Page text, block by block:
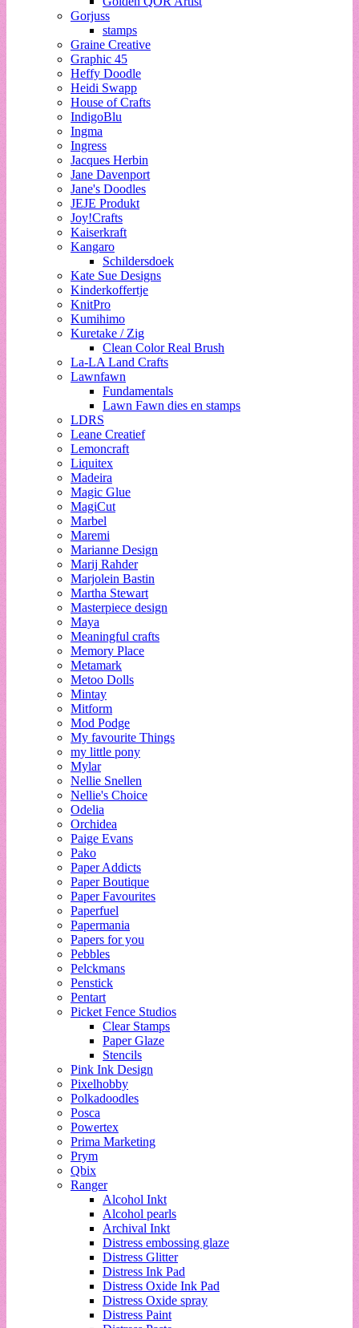
Gorjuss
stamps
Graine Creative
Graphic 45
Heffy Doodle
Heidi Swapp
House of Crafts
IndigoBlu
Ingma
Ingress
Jacques Herbin
Jane Davenport
Jane's Doodles
JEJE Produkt
Joy!Crafts
Kaiserkraft
Kangaro
Schildersdoek
Kate Sue Designs
Kinderkoffertje
KnitPro
Kumihimo
Kuretake / Zig
Clean Color Real Brush
La-LA Land Crafts
Lawnfawn
Fundamentals
Lawn Fawn dies en stamps
LDRS
Leane Creatief
Lemoncraft
Liquitex
Madeira
Magic Glue
MagiCut
Marbel
Maremi
Marianne Design
Marij Rahder
Marjolein Bastin
Martha Stewart
Masterpiece design
Maya
Meaningful crafts
Memory Place
Metamark
Metoo Dolls
Mintay
Mitform
Mod Podge
My favourite Things
my little pony
Mylar
Nellie Snellen
Nellie's Choice
Odelia
Orchidea
Paige Evans
Pako
Paper Addicts
Paper Boutique
Paper Favourites
Paperfuel
Papermania
Papers for you
Pebbles
Pelckmans
Penstick
Pentart
Picket Fence Studios
Clear Stamps
Paper Glaze
Stencils
Pink Ink Design
Pixelhobby
Polkadoodles
Posca
Powertex
Prima Marketing
Prym
Qbix
Ranger
Alcohol Inkt
Alcohol pearls
Archival Inkt
Distress embossing glaze
Distress Glitter
Distress Ink Pad
Distress Oxide Ink Pad
Distress Oxide spray
Distress Paint